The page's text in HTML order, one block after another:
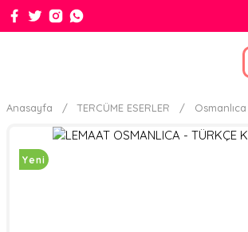
Anasayfa TERCÜME ESERLER
Yeni